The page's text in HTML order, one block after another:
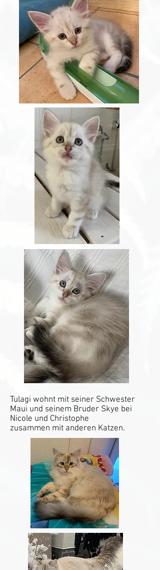
Tulagi wohnt mit seiner Schwester
Maui und seinem Bruder Skye bei
Nicole und Christophe
zusammen mit anderen Katzen.